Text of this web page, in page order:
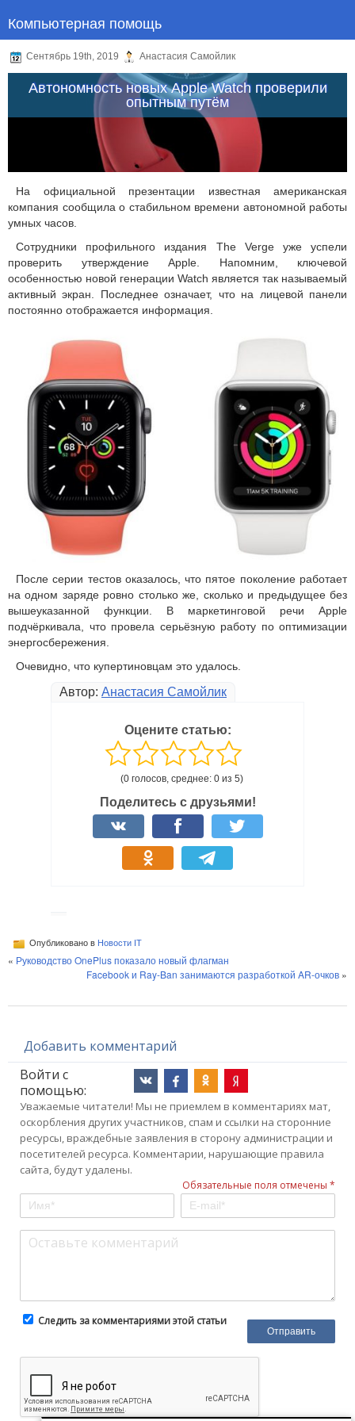
Компьютерная помощь
Сентябрь 19th, 2019 Анастасия Самойлик
Автономность новых Apple Watch проверили
опытным путём
На официальной презентации известная американская
компания сообщила о стабильном времени автономной работы
умных часов.
Сотрудники профильного издания The Verge уже успели
проверить утверждение Apple. Напомним, ключевой
особенностью новой генерации Watch является так называемый
активный экран. Последнее означает, что на лицевой панели
постоянно отображается информация.
После серии тестов оказалось, что пятое поколение работает
на одном заряде ровно столько же, сколько и предыдущее без
вышеуказанной функции. В маркетинговой речи Apple
подчёркивала, что провела серьёзную работу по оптимизации
энергосбережения.
Очевидно, что купертиновцам это удалось.
Автор: Анастасия Самойлик
Оцените статью:
(0 голосов, среднее: 0 из 5)
Поделитесь с друзьями!
Опубликовано в Новости IT
« Руководство OnePlus показало новый флагман
Facebook и Ray-Ban занимаются разработкой AR-очков »
Добавить комментарий
Войти с
помощью:
Уважаемые читатели! Мы не приемлем в комментариях мат,
оскорбления других участников, спам и ссылки на сторонние
ресурсы, враждебные заявления в сторону администрации и
посетителей ресурса. Комментарии, нарушающие правила
сайта, будут удалены.
Обязательные поля отмечены *
Следить за комментариями этой статьи